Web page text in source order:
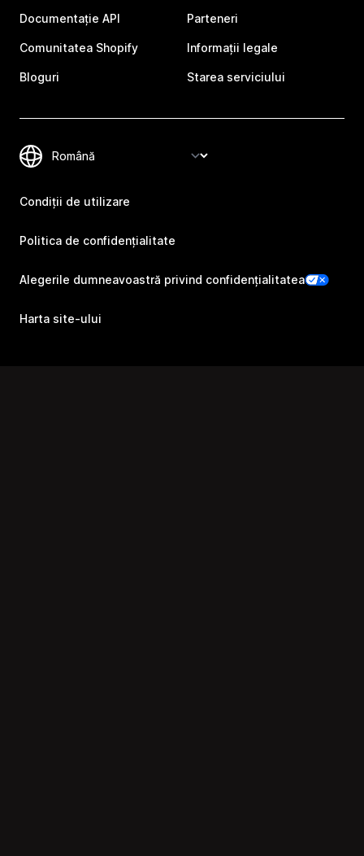
Documentație API
Comunitatea Shopify
Bloguri
Parteneri
Informații legale
Starea serviciului
Condiții de utilizare
Politica de confidențialitate
Alegerile dumneavoastră privind confidențialitatea
Harta site-ului